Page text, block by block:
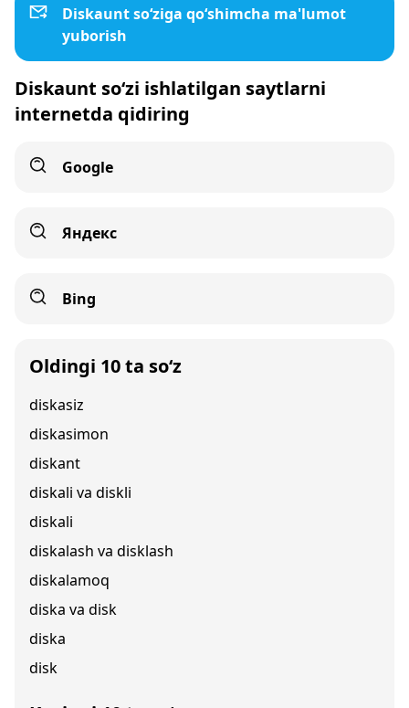
Diskaunt so‘ziga qo‘shimcha ma'lumot
yuborish
Diskaunt so‘zi ishlatilgan saytlarni
internetda qidiring
Google
Яндекс
Bing
Oldingi 10 ta so‘z
diskasiz
diskasimon
diskant
diskali va diskli
diskali
diskalash va disklash
diskalamoq
diska va disk
diska
disk